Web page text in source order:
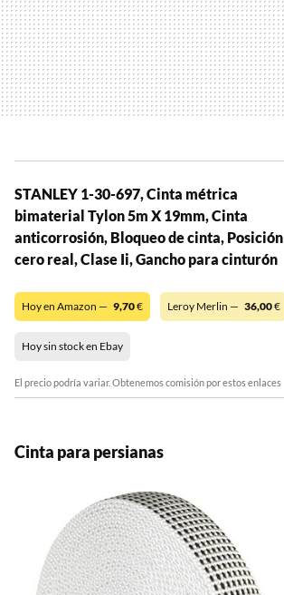
STANLEY 1-30-697, Cinta métrica
bimaterial Tylon 5m X 19mm, Cinta
anticorrosión, Bloqueo de cinta, Posición
cero real, Clase Ii, Gancho para cinturón
Hoy en Amazon — 9,70€ Leroy Merlin — 36,00€
Hoy sin stock en Ebay
El precio podría variar. Obtenemos comisión por estos enlaces
Cinta para persianas